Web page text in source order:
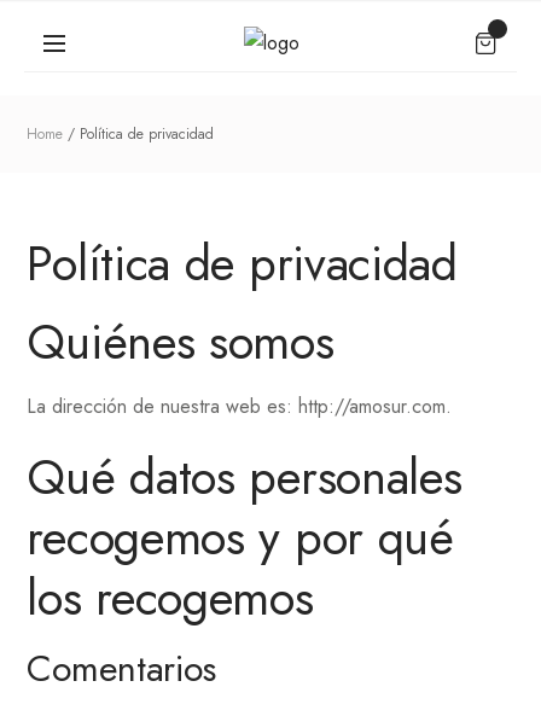
Home Política de privacidad
Política de privacidad
Quiénes somos
La dirección de nuestra web es: http://amosur.com.
Qué datos personales
recogemos y por qué
los recogemos
Comentarios